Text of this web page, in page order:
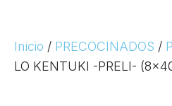
Inicio / PRECOCINADOS /
LO KENTUKI -PRELI-